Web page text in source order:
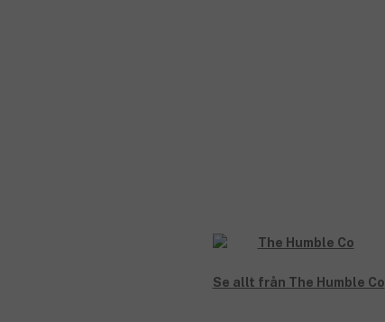
Se allt från The Humble Co